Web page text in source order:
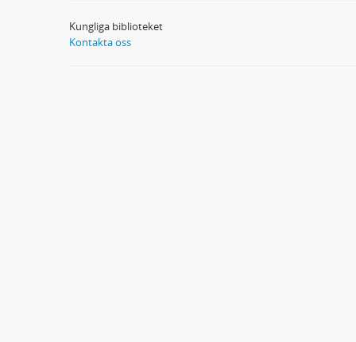
Kungliga biblioteket
Kontakta oss